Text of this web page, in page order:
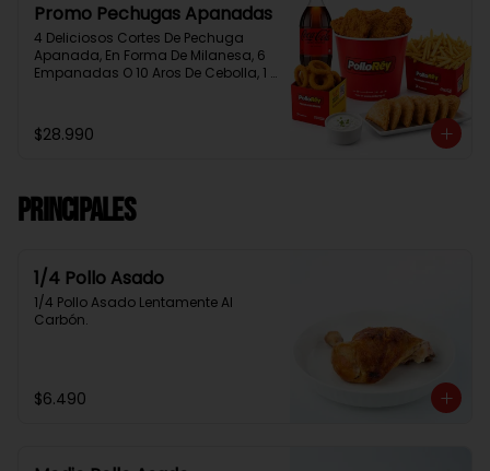
Promo Pechugas Apanadas
4 Deliciosos Cortes De Pechuga
Apanada, En Forma De Milanesa, 6
Empanadas O 10 Aros De Cebolla, 1
$28.990
Principales
1/4 Pollo Asado
1/4 Pollo Asado Lentamente Al
Carbón.
$6.490